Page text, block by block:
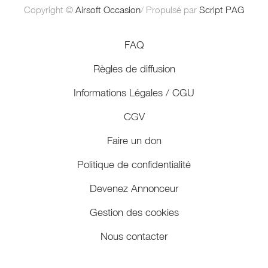
Copyright © Airsoft Occasion/ Propulsé par Script PAG
FAQ
Règles de diffusion
Informations Légales / CGU
CGV
Faire un don
Politique de confidentialité
Devenez Annonceur
Gestion des cookies
Nous contacter